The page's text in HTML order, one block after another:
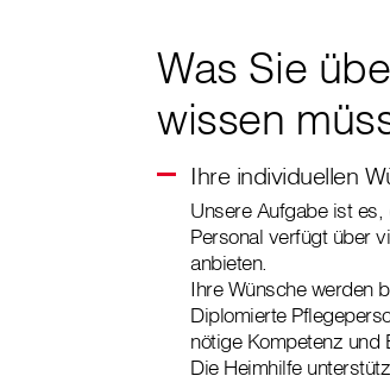
Was Sie
wissen
Ihre individuellen
Unsere Aufgabe ist
Personal verfügt über
anbieten.
Ihre Wünsche werden
Diplomierte
nötige Kompetenz und
Die Heimhilfe